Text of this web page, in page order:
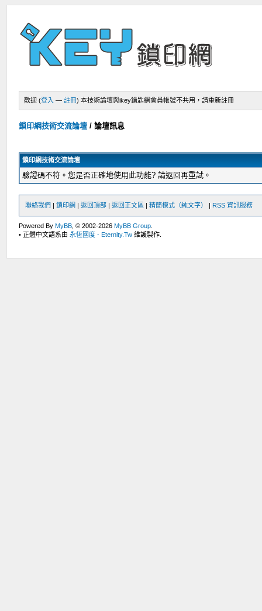
歡迎 (登入 —註冊) 本技術論壇與ikey鑰匙網會員帳號不共用，請重新註冊
鎖印網技術交流論壇 /論壇訊息
鎖印網技術交流論壇
驗證碼不符。您是否正確地使用此功能? 請返回再重試。
聯絡我們 |鎖印網 |返回頂部 |返回正文區 |精簡模式（純文字） | RSS 資訊服務
Powered ByMyBB , © 2002-2026MyBB Group
• 正體中文語系由永恆國度 - Eternity.Tw 維護製作.